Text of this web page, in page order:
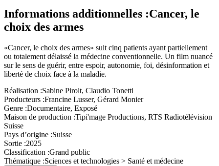
Informations additionnelles :Cancer, le
choix des armes
«Cancer, le choix des armes» suit cinq patients ayant partiellement
ou totalement délaissé la médecine conventionnelle. Un film nuancé
sur le sens de guérir, entre espoir, autonomie, foi, désinformation et
liberté de choix face à la maladie.
Réalisation :Sabine Pirolt, Claudio Tonetti
Producteurs :Francine Lusser, Gérard Monier
Genre :Documentaire, Exposé
Maison de production :Tipi'mage Productions, RTS Radiotélévision
Suisse
Pays d’origine :Suisse
Sortie :2025
Classification :Grand public
Thématique :Sciences et technologies > Santé et médecine